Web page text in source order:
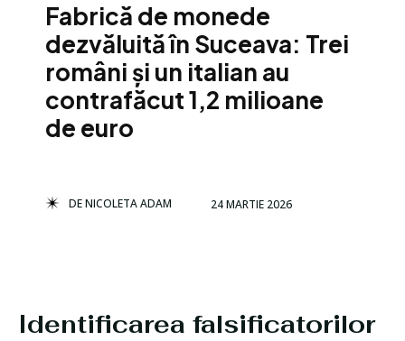
Fabrică de monede
dezvăluită în Suceava: Trei
români și un italian au
contrafăcut 1,2 milioane
de euro
DENICOLETA ADAM 24 MARTIE 2026
Identificarea falsificatorilor